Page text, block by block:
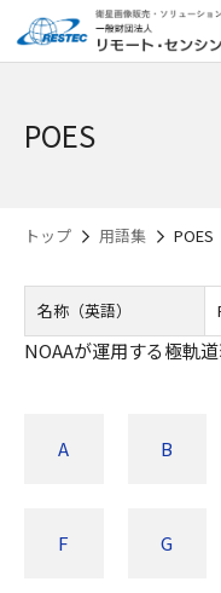
POES
トップ 用語集 POES
名称（英語）
NOAAが運用する極軌
A B
F G